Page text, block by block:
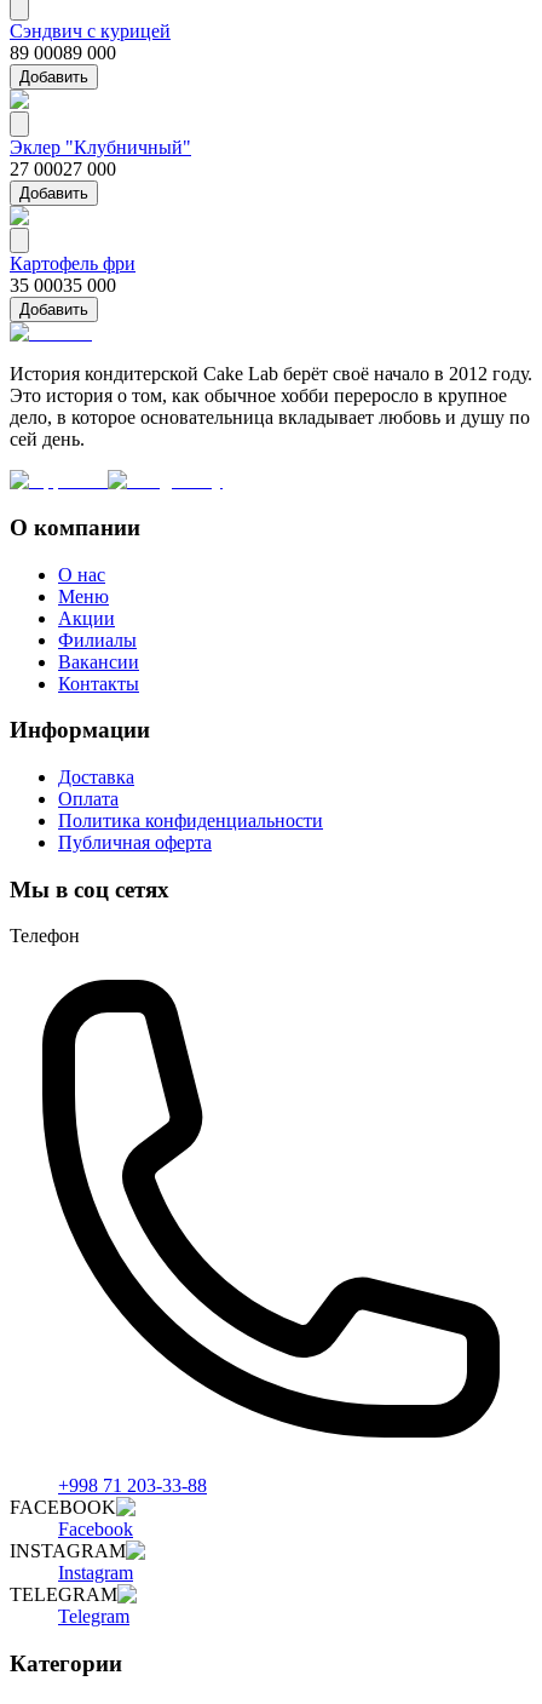
Сэндвич с курицей
89 00089 000
Добавить
Эклер "Клубничный"
27 00027 000
Добавить
Картофель фри
35 00035 000
Добавить
История кондитерской Cake Lab берёт своё начало в 2012 году.
Это история о том, как обычное хобби переросло в крупное
дело, в которое основательница вкладывает любовь и душу по
сей день.
О компании
О нас
Меню
Акции
Филиалы
Вакансии
Контакты
Информации
Доставка
Оплата
Политика конфиденциальности
Публичная оферта
Мы в соц сетях
Телефон
+998 71 203-33-88
FACEBOOK
Facebook
INSTAGRAM
Instagram
TELEGRAM
Telegram
Категории